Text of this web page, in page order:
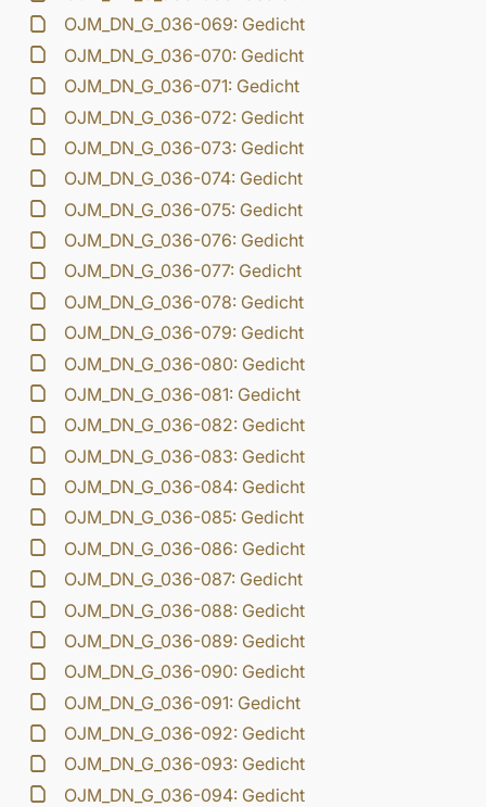
OJM_DN_G_036-069: Gedicht
OJM_DN_G_036-070: Gedicht
OJM_DN_G_036-071: Gedicht
OJM_DN_G_036-072: Gedicht
OJM_DN_G_036-073: Gedicht
OJM_DN_G_036-074: Gedicht
OJM_DN_G_036-075: Gedicht
OJM_DN_G_036-076: Gedicht
OJM_DN_G_036-077: Gedicht
OJM_DN_G_036-078: Gedicht
OJM_DN_G_036-079: Gedicht
OJM_DN_G_036-080: Gedicht
OJM_DN_G_036-081: Gedicht
OJM_DN_G_036-082: Gedicht
OJM_DN_G_036-083: Gedicht
OJM_DN_G_036-084: Gedicht
OJM_DN_G_036-085: Gedicht
OJM_DN_G_036-086: Gedicht
OJM_DN_G_036-087: Gedicht
OJM_DN_G_036-088: Gedicht
OJM_DN_G_036-089: Gedicht
OJM_DN_G_036-090: Gedicht
OJM_DN_G_036-091: Gedicht
OJM_DN_G_036-092: Gedicht
OJM_DN_G_036-093: Gedicht
OJM_DN_G_036-094: Gedicht